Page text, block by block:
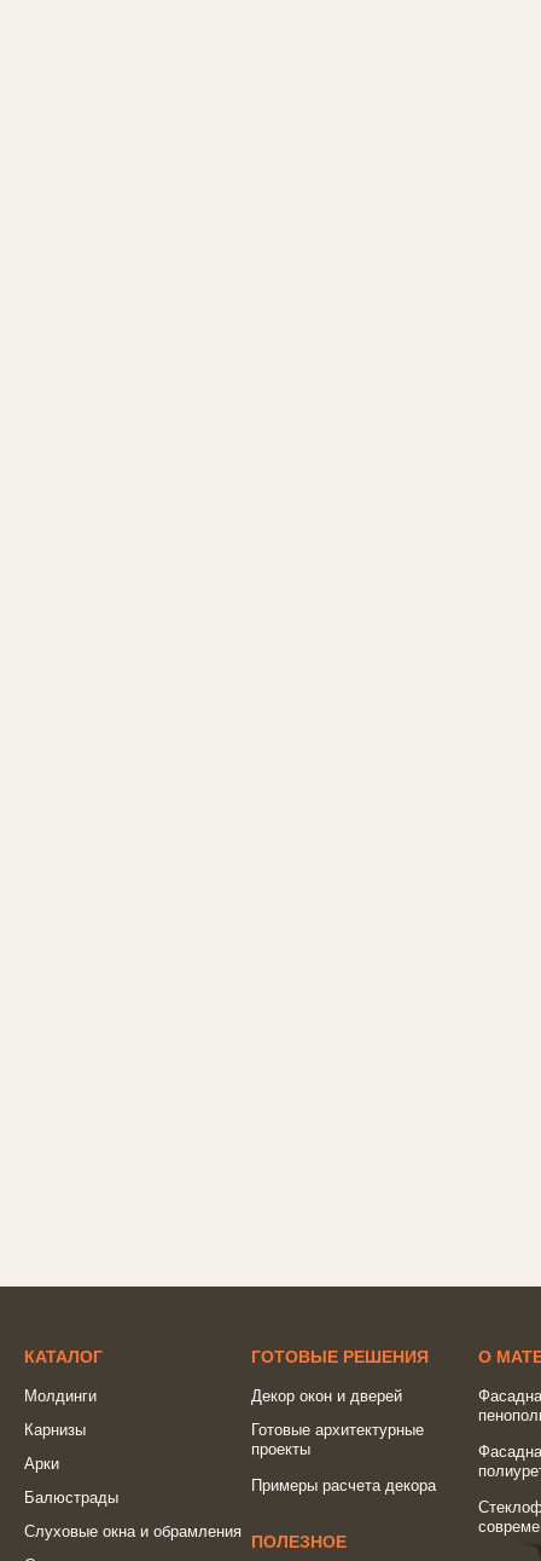
КАТАЛОГ
Молдинги
Карнизы
Арки
Балюстрады
Слуховые окна и обрамления
ГОТОВЫЕ РЕШЕНИЯ
Декор окон и дверей
Готовые архитектурные
проекты
Примеры расчета декора
ПОЛЕЗНОЕ
О